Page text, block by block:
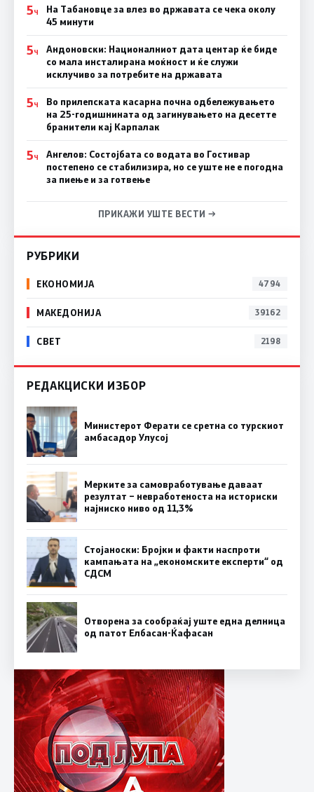
5Ч
На Табановце за влез во државата се чека околу
45 минути
5Ч
Андоновски: Националниот дата центар ќе биде
со мала инсталирана моќност и ќе служи
исклучиво за потребите на државата
5Ч
Во прилепската касарна почна одбележувањето
на 25-годишнината од загинувањето на десетте
бранители кај Карпалак
5Ч
Ангелов: Состојбата со водата во Гостивар
постепено се стабилизира, но се уште не е погодна
за пиење и за готвење
ПРИКАЖИ УШТЕ ВЕСТИ →
РУБРИКИ
ЕКОНОМИЈА 4794
МАКЕДОНИЈА 39162
СВЕТ 2198
РЕДАКЦИСКИ ИЗБОР
Министерот Ферати се сретна со турскиот
амбасадор Улусој
Мерките за самовработување даваат
резултат – невработеноста на историски
најниско ниво од 11,3%
Стојаноски: Бројки и факти наспроти
кампањата на „економските експерти“ од
СДСM
Отворена за сообраќај уште една делница
од патот Елбасан-Ќафасан